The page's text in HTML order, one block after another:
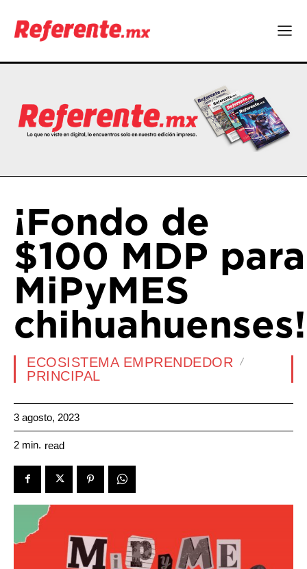
¡Fondo de
$100 MDP para
MiPyMES
chihuahuenses!
ECOSISTEMA EMPRENDEDOR
PRINCIPAL
3 agosto, 2023
2 min. read